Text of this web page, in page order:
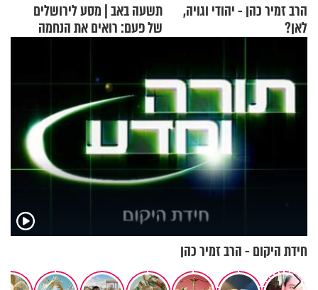
הרב זמיר כהן - יהודי וגויה,
לאן?
תשעה באב | מסע לירושלים
של פעם: רואים את הנחמה
חידת היקום - הרב זמיר כהן